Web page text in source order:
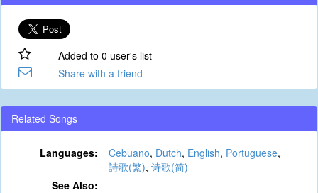
Added to 0 user's list
Share with a friend
Related Songs
Languages: Cebuano, Dutch, English, Portuguese,
詩歌(繁), 诗歌(简)
See Also: